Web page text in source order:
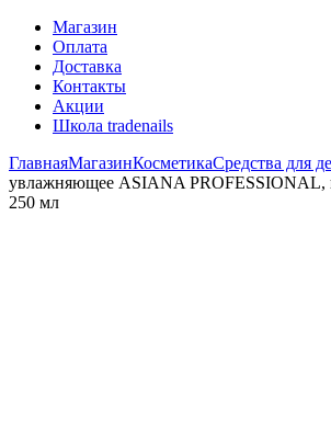
Магазин
Оплата
Доставка
Контакты
Акции
Школа tradenails
ГлавнаяМагазинКосметикаСредства для
увлажняющее ASIANA PROFESSIONAL,
250 мл